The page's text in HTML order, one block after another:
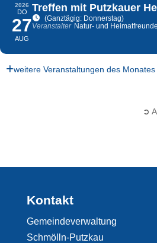
2026
DO
27
AUG
Treffen mit Putzkauer
(Ganztägig: Donnerstag)
Veranstalter Natur- und
weitere Veranstaltungen des Monates
➲
Kontakt
Gemeindeverwaltung
Schmölln-Putzkau